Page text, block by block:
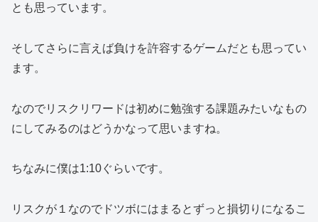
とも思っています。
そしてさらに言えば負けを許容するゲームだとも思ってい
ます。
なのでリスクリワードは初めに勉強する課題みたいなもの
にしてみるのはどうかなって思いますね。
ちなみに僕は1:10ぐらいです。
リスクが１なのでドツボにはまるとずっと損切りになるこ